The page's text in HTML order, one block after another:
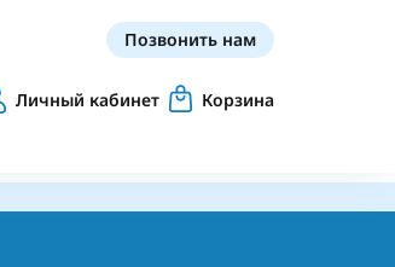
Позвонить нам
Личный кабинет Корзина